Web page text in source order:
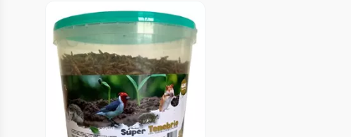
Vista Previa